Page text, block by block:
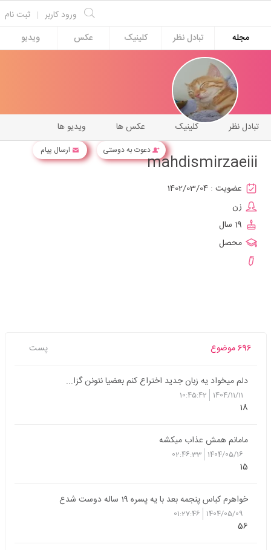
ثبت نام | ورود کاربر
مجله
تبادل نظر کلینیک عکس ویدیو
دعوت به دوستی ارسال پیام
ویدیو ها عکس ها کلینیک تبادل نظر
mahdismirzaeiii
عضویت : 1402/03/04
زن
19 سال
محصل
696 موضوع پست
دلم میخواد یه زبان جدید اختراع کنم بعضیا نتونن گزا...
1404/11/11
10:45:42
18
مامانم همش عذاب میکشه
1404/05/16
02:46:33
15
خواهرم کباس پنجمه بعد با یه پسره 19 ساله دوست شدع
1404/05/09
01:27:46
56